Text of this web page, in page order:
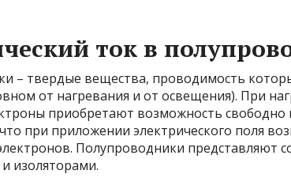
ток в
– твердые вещества, проводимость
от нагревания и от освещения). При
приобретают возможность свободно
при приложении электрического поля
Полупроводники представляют
изоляторами.